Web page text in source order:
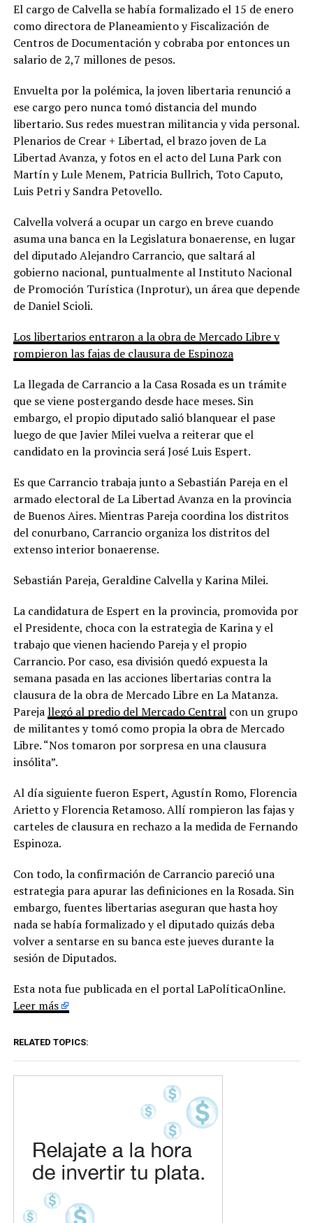
El cargo de Calvella se había formalizado el 15 de enero
como directora de Planeamiento y Fiscalización de
Centros de Documentación y cobraba por entonces un
salario de 2,7 millones de pesos.
Envuelta por la polémica, la joven libertaria renunció a
ese cargo pero nunca tomó distancia del mundo
libertario. Sus redes muestran militancia y vida personal.
Plenarios de Crear + Libertad, el brazo joven de La
Libertad Avanza, y fotos en el acto del Luna Park con
Martín y Lule Menem, Patricia Bullrich, Toto Caputo,
Luis Petri y Sandra Petovello.
Calvella volverá a ocupar un cargo en breve cuando
asuma una banca en la Legislatura bonaerense, en lugar
del diputado Alejandro Carrancio, que saltará al
gobierno nacional, puntualmente al Instituto Nacional
de Promoción Turística (Inprotur), un área que depende
de Daniel Scioli.
Los libertarios entraron a la obra de Mercado Libre y
rompieron las fajas de clausura de Espinoza
La llegada de Carrancio a la Casa Rosada es un trámite
que se viene postergando desde hace meses. Sin
embargo, el propio diputado salió blanquear el pase
luego de que Javier Milei vuelva a reiterar que el
candidato en la provincia será José Luis Espert.
Es que Carrancio trabaja junto a Sebastián Pareja en el
armado electoral de La Libertad Avanza en la provincia
de Buenos Aires. Mientras Pareja coordina los distritos
del conurbano, Carrancio organiza los distritos del
extenso interior bonaerense.
Sebastián Pareja, Geraldine Calvella y Karina Milei.
La candidatura de Espert en la provincia, promovida por
el Presidente, choca con la estrategia de Karina y el
trabajo que vienen haciendo Pareja y el propio
Carrancio. Por caso, esa división quedó expuesta la
semana pasada en las acciones libertarias contra la
clausura de la obra de Mercado Libre en La Matanza.
Parejallegó al predio del Mercado Centralcon un grupo
de militantes y tomó como propia la obra de Mercado
Libre. “Nos tomaron por sorpresa en una clausura
insólita”.
Al día siguiente fueron Espert, Agustín Romo, Florencia
Arietto y Florencia Retamoso. Allí rompieron las fajas y
carteles de clausura en rechazo a la medida de Fernando
Espinoza.
Con todo, la confirmación de Carrancio pareció una
estrategia para apurar las definiciones en la Rosada. Sin
embargo, fuentes libertarias aseguran que hasta hoy
nada se había formalizado y el diputado quizás deba
volver a sentarse en su banca este jueves durante la
sesión de Diputados.
Esta nota fue publicada en el portal LaPolíticaOnline.
Leer más
RELATED TOPICS: